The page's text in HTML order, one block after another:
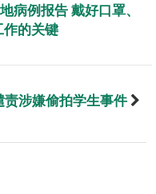
病例报告 戴好口罩、
的关键
涉嫌偷拍学生事件